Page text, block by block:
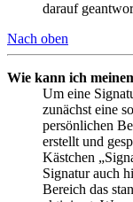
darauf
Nach oben
Wie kann ich
Um eine
zunächst eine
persönlichen
erstellt und
Kästchen
Signatur auch
Bereich das